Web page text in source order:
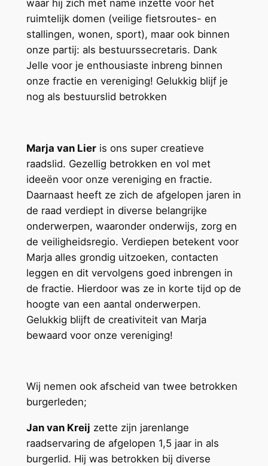
waar hij zich met name inzette voor het
ruimtelijk domen (veilige fietsroutes- en
stallingen, wonen, sport), maar ook binnen
onze partij: als bestuurssecretaris. Dank
Jelle voor je enthousiaste inbreng binnen
onze fractie en vereniging! Gelukkig blijf je
nog als bestuurslid betrokken
Marja van Lieris ons super creatieve
raadslid. Gezellig betrokken en vol met
ideeën voor onze vereniging en fractie.
Daarnaast heeft ze zich de afgelopen jaren in
de raad verdiept in diverse belangrijke
onderwerpen, waaronder onderwijs, zorg en
de veiligheidsregio. Verdiepen betekent voor
Marja alles grondig uitzoeken, contacten
leggen en dit vervolgens goed inbrengen in
de fractie. Hierdoor was ze in korte tijd op de
hoogte van een aantal onderwerpen.
Gelukkig blijft de creativiteit van Marja
bewaard voor onze vereniging!
Wij nemen ook afscheid van twee betrokken
burgerleden;
Jan van Kreij zette zijn jarenlange
raadservaring de afgelopen 1,5 jaar in als
burgerlid. Hij was betrokken bij diverse